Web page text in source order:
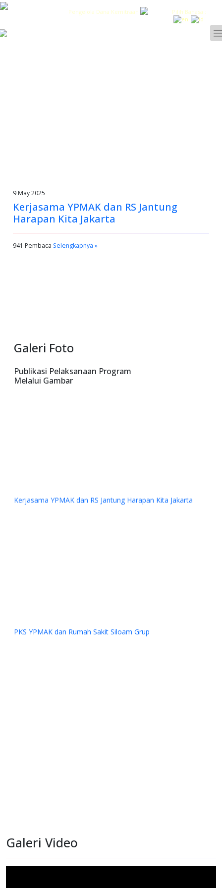
Pengelola Dana Kemitraan Pilih Bahasa :
9 May 2025
Kerjasama YPMAK dan RS Jantung
Harapan Kita Jakarta
941 Pembaca Selengkapnya »
Galeri Foto
Publikasi Pelaksanaan Program
Melalui Gambar
Kerjasama YPMAK dan RS Jantung Harapan Kita Jakarta
PKS YPMAK dan Rumah Sakit Siloam Grup
Galeri Video